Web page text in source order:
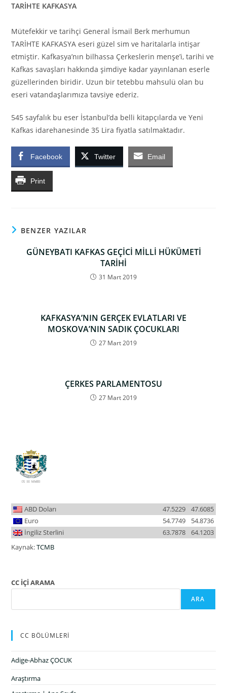
TARİHTE KAFKASYA
Mütefekkir ve tarihçi General İsmail Berk merhumun
TARİHTE KAFKASYA eseri güzel sim ve haritalarla intişar
etmiştir. Kafkasya’nın bilhassa Çerkeslerin menşe’i, tarihi ve
Kafkas savaşları hakkında şimdiye kadar yayınlanan eserle
güzellerinden biridir. Uzun bir tetebbu mahsulü olan bu
eseri vatandaşlarımıza tavsiye ederiz.
545 sayfalık bu eser İstanbul’da belli kitapçılarda ve Yeni
Kafkas idarehanesinde 35 Lira fiyatla satılmaktadır.
Facebook Twitter Email
Print
BENZER YAZILAR
GÜNEYBATI KAFKAS GEÇİCİ MİLLİ HÜKÜMETİ
TARİHİ
31 Mart 2019
KAFKASYA’NIN GERÇEK EVLATLARI VE
MOSKOVA’NIN SADIK ÇOCUKLARI
27 Mart 2019
ÇERKES PARLAMENTOSU
27 Mart 2019
ABD Doları 47.6085
47.5229
Euro
54.8736
54.7749
İngiliz Sterlini
64.1203
63.7878
Kaynak:TCMB
CC İÇİ ARAMA
ARA
CC BÖLÜMLERİ
Adige-Abhaz ÇOCUK
Araştırma